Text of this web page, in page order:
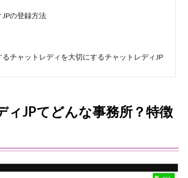
の登録方法
るチャットレディを大切にするチャットレディJP
ィJPてどんな事務所？特徴